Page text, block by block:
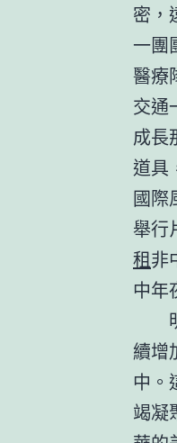
密，
一團
醫療
交通
成長
道具
國際
舉行
租非
中年
續增
中。
竭凝